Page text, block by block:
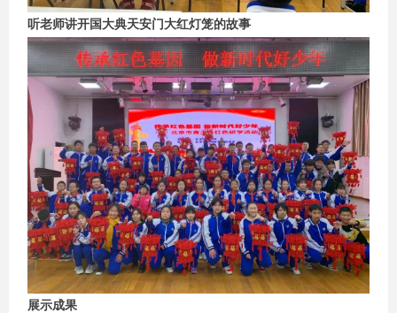
听老师讲开国大典天安门大红灯笼的故事
展示成果